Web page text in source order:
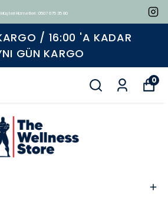
Müşteri Hizmetleri : 0507 675 35 80
/ 16:00 'A KADAR
GÜN KARGO
0